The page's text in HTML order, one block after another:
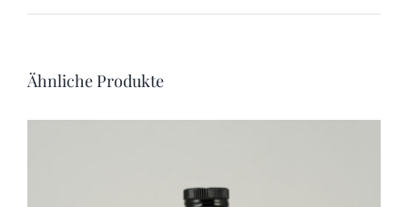
Ähnliche Produkte